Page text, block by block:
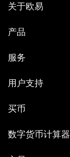
关于欧易
产品
服务
用户支持
买币
数字货币计算器